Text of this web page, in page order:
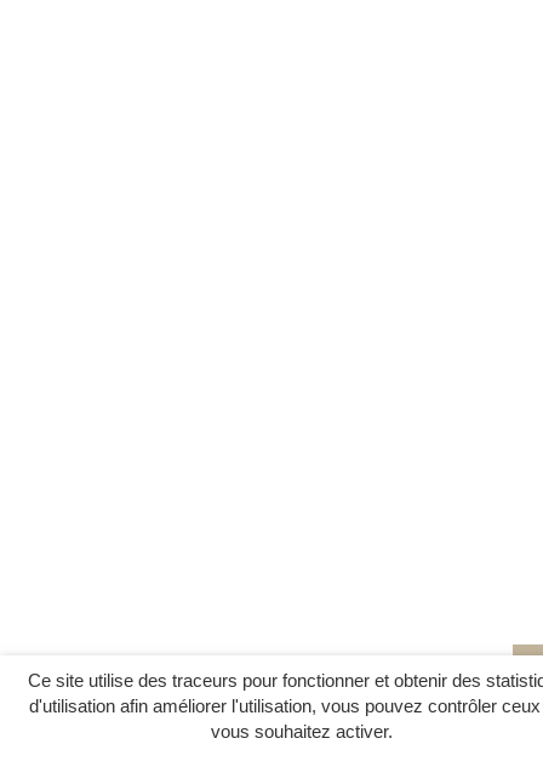
Ce site utilise des traceurs pour fonctionner et obtenir des
d'utilisation afin améliorer l'utilisation, vous pouvez contrôler
vous souhaitez activer.